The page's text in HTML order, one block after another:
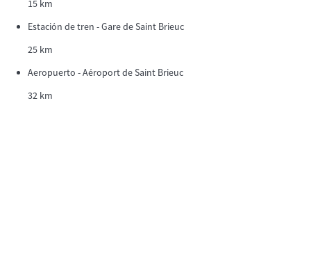
15 km
Estación de tren - Gare de Saint Brieuc
25 km
Aeropuerto - Aéroport de Saint Brieuc
32 km